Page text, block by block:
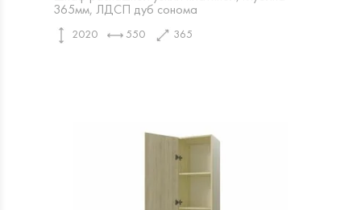
365мм, ЛДСП дуб сонома
2020 550 365